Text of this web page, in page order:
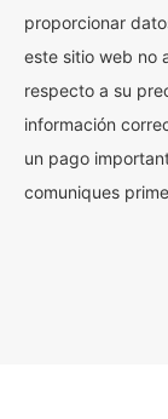
proporcionar
este sitio web no
respecto a su
información
un pago
comuniques